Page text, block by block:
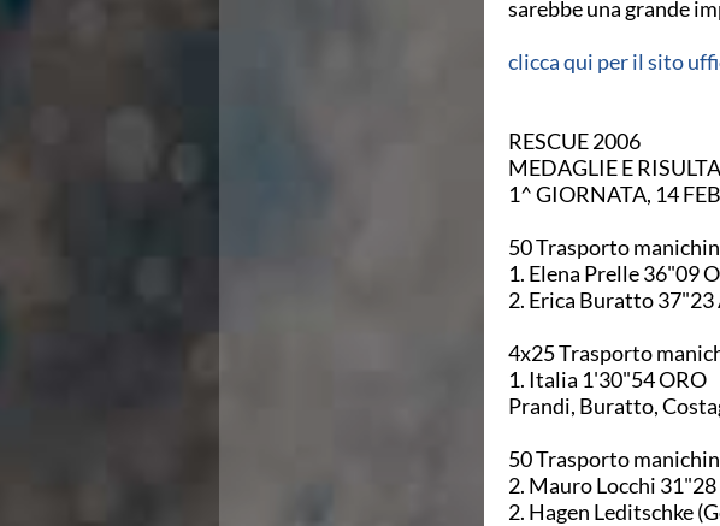
sarebbe una grande
clicca qui per il sito
RESCUE 2006
MEDAGLIE E
1^ GIORNATA, 14
50 Trasporto
1.
4x25 Trasporto
1. Italia 1'30"54 ORO
Prandi, Buratto,
50 Trasporto
2.